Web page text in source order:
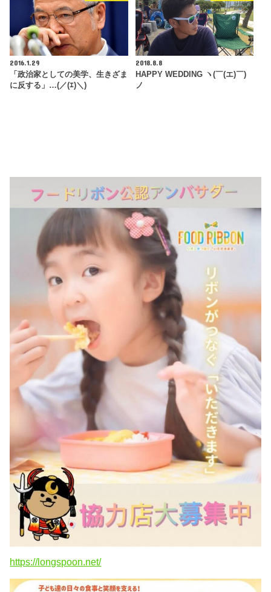
2016.1.29
「政治家としての美学、生きざま
に反する」…(／(ｴ)＼)
2018.8.8
HAPPY WEDDING ヽ(￣(エ)￣)
ノ
https://longspoon.net/